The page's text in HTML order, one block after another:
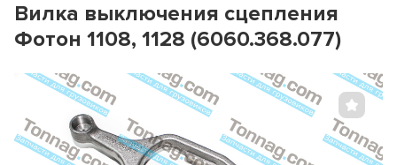
Вилка выключения сцепления
Фотон 1108, 1128 (6060.368.077)